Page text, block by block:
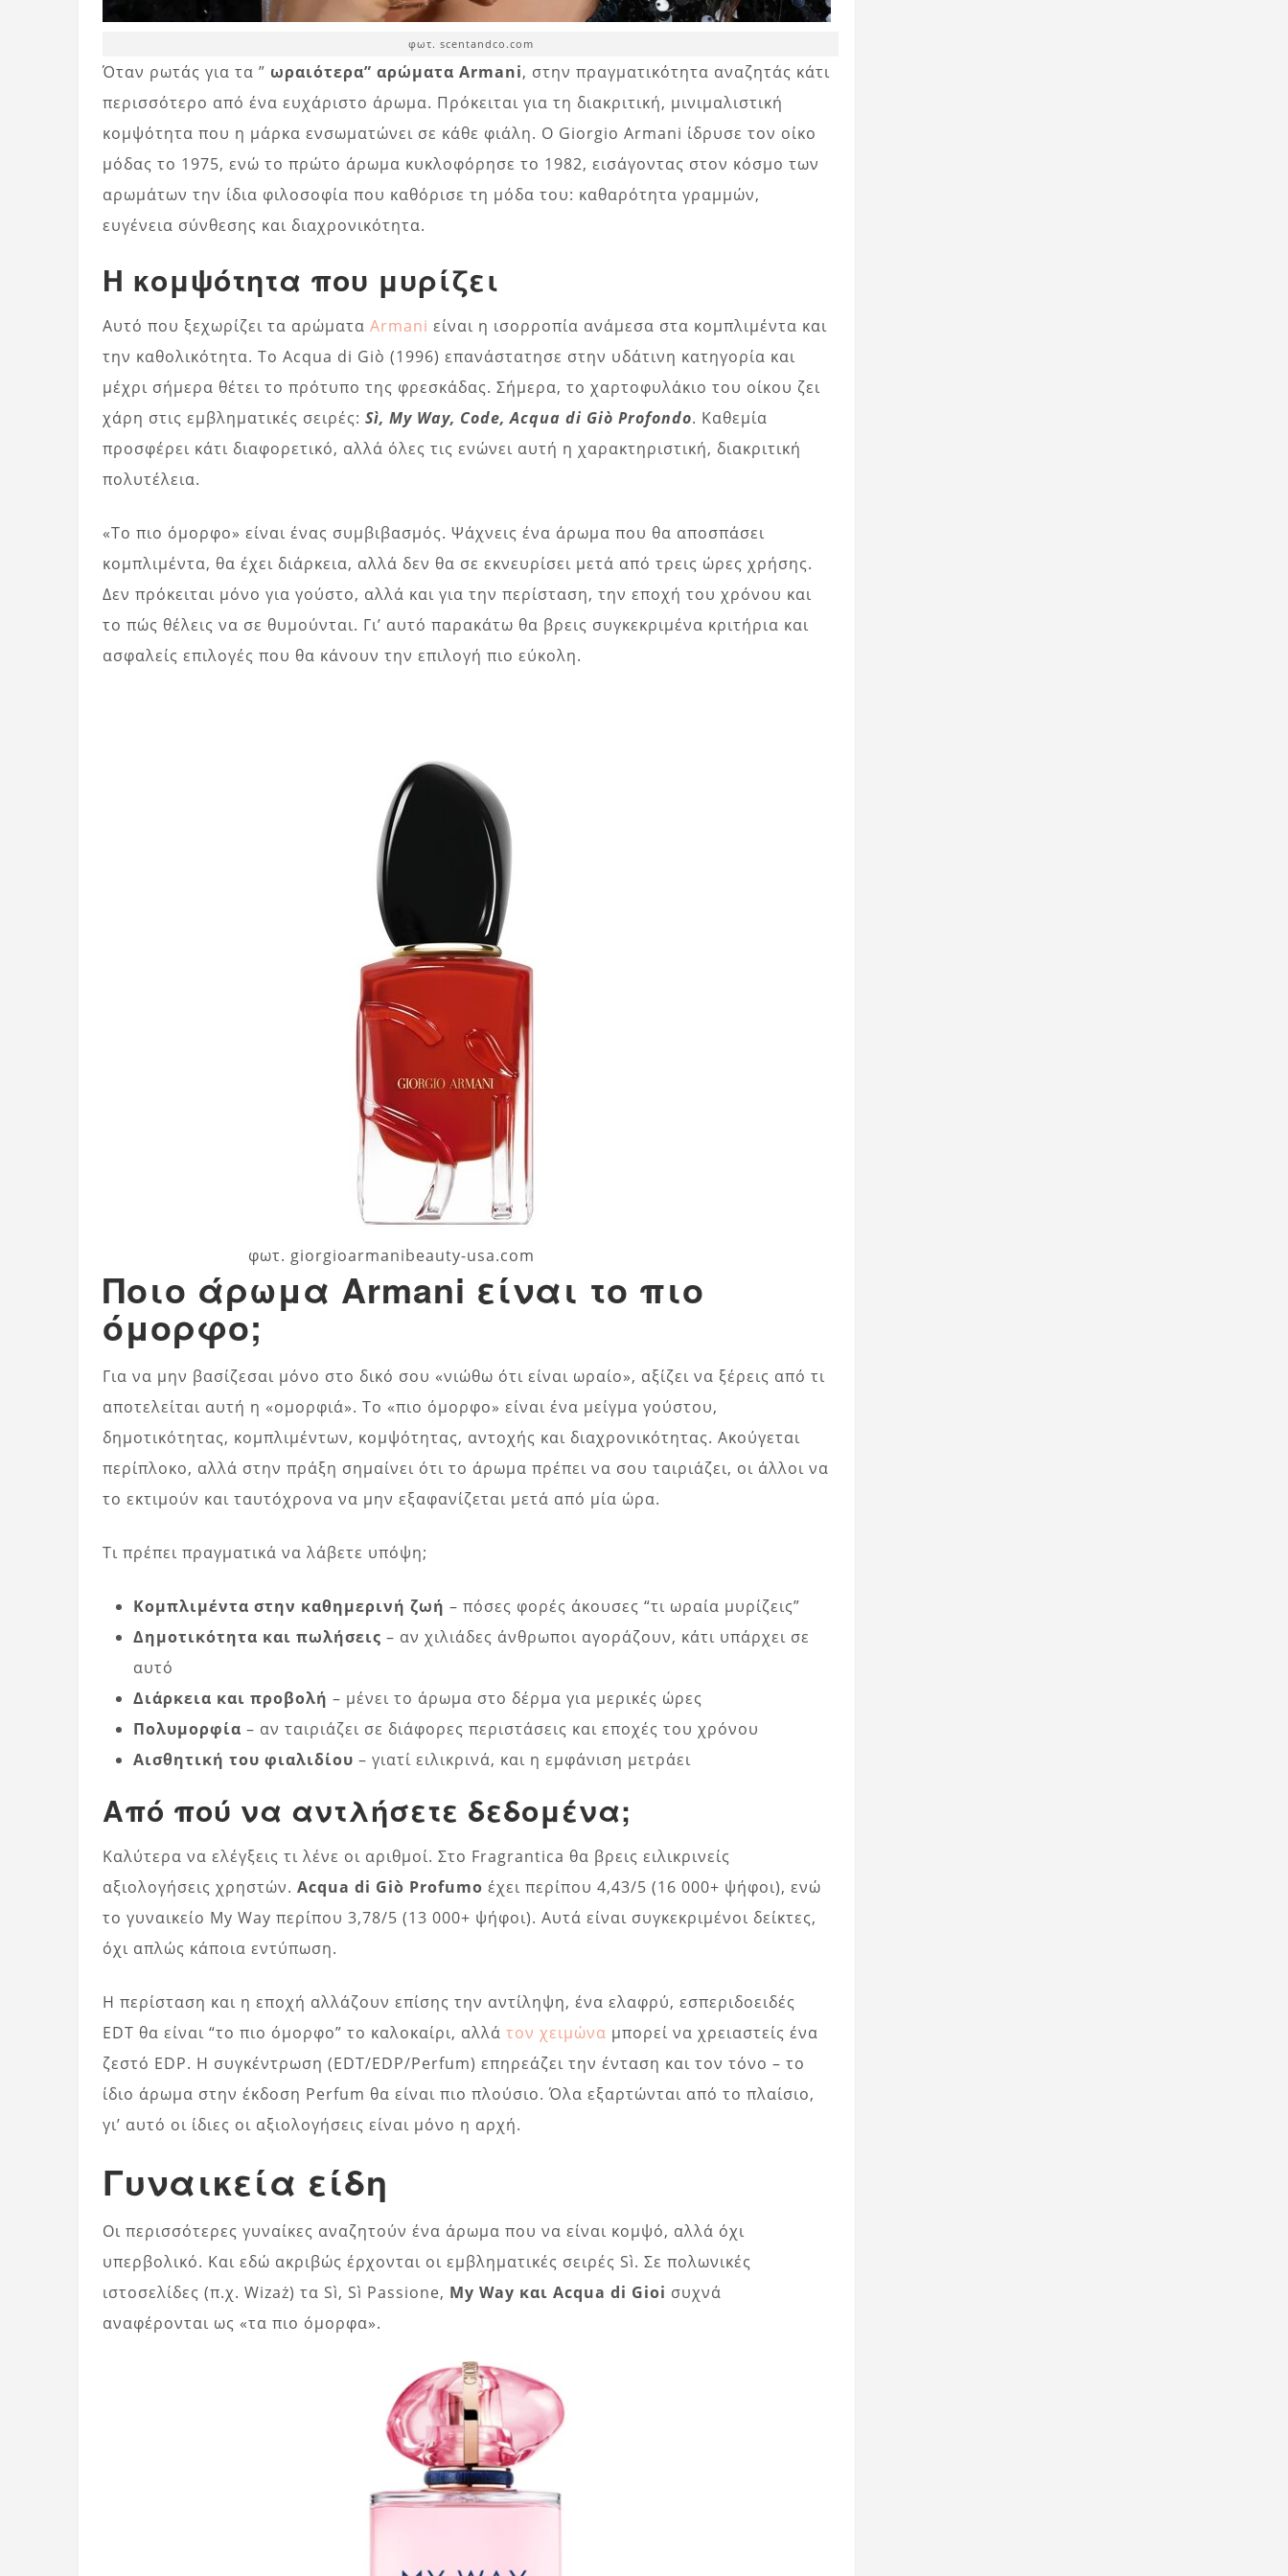
φωτ. scentandco.com
Όταν ρωτάς για τα ” ωραιότερα” αρώματα Armani, στην πραγματικότητα αναζητάς κάτι
περισσότερο από ένα ευχάριστο άρωμα. Πρόκειται για τη διακριτική, μινιμαλιστική
κομψότητα που η μάρκα ενσωματώνει σε κάθε φιάλη. Ο Giorgio Armani ίδρυσε τον οίκο
μόδας το 1975, ενώ το πρώτο άρωμα κυκλοφόρησε το 1982, εισάγοντας στον κόσμο των
αρωμάτων την ίδια φιλοσοφία που καθόρισε τη μόδα του: καθαρότητα γραμμών,
ευγένεια σύνθεσης και διαχρονικότητα.
Η κομψότητα που μυρίζει
Αυτό που ξεχωρίζει τα αρώματα Armani είναι η ισορροπία ανάμεσα στα κομπλιμέντα και
την καθολικότητα. Το Acqua di Giò (1996) επανάστατησε στην υδάτινη κατηγορία και
μέχρι σήμερα θέτει το πρότυπο της φρεσκάδας. Σήμερα, το χαρτοφυλάκιο του οίκου ζει
χάρη στις εμβληματικές σειρές: Sì, My Way, Code, Acqua di Giò Profondo. Καθεμία
προσφέρει κάτι διαφορετικό, αλλά όλες τις ενώνει αυτή η χαρακτηριστική, διακριτική
πολυτέλεια.
«Το πιο όμορφο» είναι ένας συμβιβασμός. Ψάχνεις ένα άρωμα που θα αποσπάσει
κομπλιμέντα, θα έχει διάρκεια, αλλά δεν θα σε εκνευρίσει μετά από τρεις ώρες χρήσης.
Δεν πρόκειται μόνο για γούστο, αλλά και για την περίσταση, την εποχή του χρόνου και
το πώς θέλεις να σε θυμούνται. Γι’ αυτό παρακάτω θα βρεις συγκεκριμένα κριτήρια και
ασφαλείς επιλογές που θα κάνουν την επιλογή πιο εύκολη.
φωτ. giorgioarmanibeauty-usa.com
Ποιο άρωμα Armani είναι το πιο
όμορφο;
Για να μην βασίζεσαι μόνο στο δικό σου «νιώθω ότι είναι ωραίο», αξίζει να ξέρεις από τι
αποτελείται αυτή η «ομορφιά». Το «πιο όμορφο» είναι ένα μείγμα γούστου,
δημοτικότητας, κομπλιμέντων, κομψότητας, αντοχής και διαχρονικότητας. Ακούγεται
περίπλοκο, αλλά στην πράξη σημαίνει ότι το άρωμα πρέπει να σου ταιριάζει, οι άλλοι να
το εκτιμούν και ταυτόχρονα να μην εξαφανίζεται μετά από μία ώρα.
Τι πρέπει πραγματικά να λάβετε υπόψη;
Κομπλιμέντα στην καθημερινή ζωή – πόσες φορές άκουσες “τι ωραία μυρίζεις”
Δημοτικότητα και πωλήσεις – αν χιλιάδες άνθρωποι αγοράζουν, κάτι υπάρχει σε
αυτό
Διάρκεια και προβολή – μένει το άρωμα στο δέρμα για μερικές ώρες
Πολυμορφία – αν ταιριάζει σε διάφορες περιστάσεις και εποχές του χρόνου
Αισθητική του φιαλιδίου – γιατί ειλικρινά, και η εμφάνιση μετράει
Από πού να αντλήσετε δεδομένα;
Καλύτερα να ελέγξεις τι λένε οι αριθμοί. Στο Fragrantica θα βρεις ειλικρινείς
αξιολογήσεις χρηστών. Acqua di Giò Profumo έχει περίπου 4,43/5 (16 000+ ψήφοι), ενώ
το γυναικείο My Way περίπου 3,78/5 (13 000+ ψήφοι). Αυτά είναι συγκεκριμένοι δείκτες,
όχι απλώς κάποια εντύπωση.
Η περίσταση και η εποχή αλλάζουν επίσης την αντίληψη, ένα ελαφρύ, εσπεριδοειδές
EDT θα είναι “το πιο όμορφο” το καλοκαίρι, αλλά τον χειμώνα μπορεί να χρειαστείς ένα
ζεστό EDP. Η συγκέντρωση (EDT/EDP/Perfum) επηρεάζει την ένταση και τον τόνο – το
ίδιο άρωμα στην έκδοση Perfum θα είναι πιο πλούσιο. Όλα εξαρτώνται από το πλαίσιο,
γι’ αυτό οι ίδιες οι αξιολογήσεις είναι μόνο η αρχή.
Γυναικεία είδη
Οι περισσότερες γυναίκες αναζητούν ένα άρωμα που να είναι κομψό, αλλά όχι
υπερβολικό. Και εδώ ακριβώς έρχονται οι εμβληματικές σειρές Sì. Σε πολωνικές
ιστοσελίδες (π.χ. Wizaż) τα Sì, Sì Passione, My Way και Acqua di Gioi συχνά
αναφέρονται ως «τα πιο όμορφα».